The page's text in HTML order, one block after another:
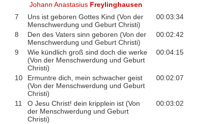
Johann Anastasius Freylinghausen
7
Uns ist geboren Gottes Kind (Von der
Menschwerdung und Geburt Christi)
00:03:34
8
Den des Vaters sinn geboren (Von der
Menschwerdung und Geburt Christi)
00:02:42
9
Wie kündlich groß sind doch die werke
(Von der Menschwerdung und Geburt
Christi)
00:04:15
10
Ermuntre dich, mein schwacher geist
(Von der Menschwerdung und Geburt
Christi)
00:02:07
11
O Jesu Christ! dein kripplein ist (Von
der Menschwerdung und Geburt
Christi)
00:03:02